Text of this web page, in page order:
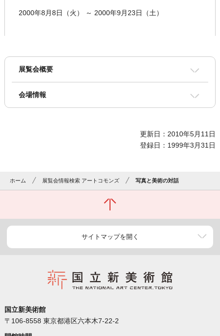
2000年8月8日（火） ～ 2000年9月23日（土）
展覧会概要
会場情報
更新日：2010年5月11日
登録日：1999年3月31日
ホーム 展覧会情報検索 アートコモンズ 写真と美術の対話
サイトマップを開く
国立新美術館
〒106-8558 東京都港区六本木7-22-2